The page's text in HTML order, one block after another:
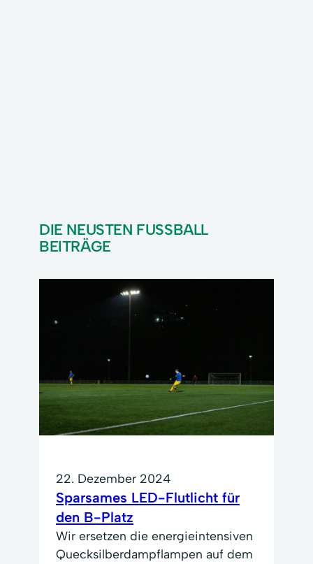
DIE NEUSTEN FUSSBALL
BEITRÄGE
22. Dezember 2024
Sparsames LED-Flutlicht für
den B-Platz
Wir ersetzen die energieintensiven
Quecksilberdampflampen auf dem